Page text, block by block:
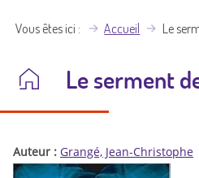
Vous êtes ici Accueil Le
Le serment
Auteur : Grangé, Jean-Christophe